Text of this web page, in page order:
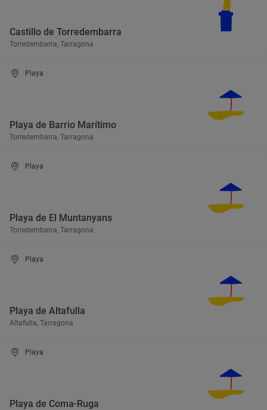
Castillo de Torredembarra
Torredembarra, Tarragona
Playa
Playa de Barrio Marítimo
Torredembarra, Tarragona
Playa
Playa de El Muntanyans
Torredembarra, Tarragona
Playa
Playa de Altafulla
Altafulla, Tarragona
Playa
Playa de Coma-Ruga